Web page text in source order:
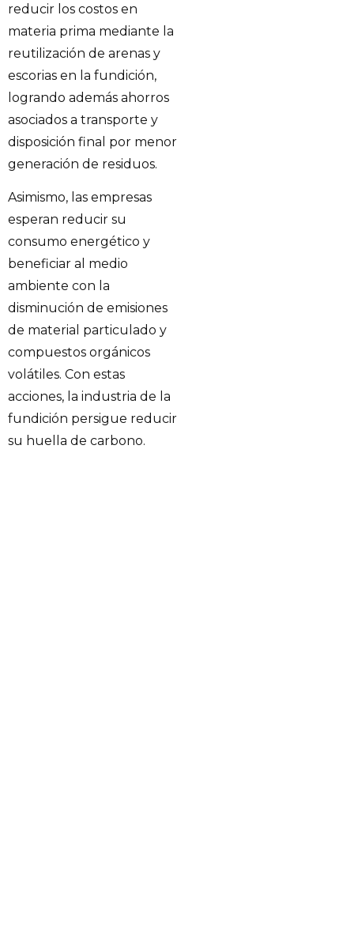
reducir los costos en
materia prima mediante la
reutilización de arenas y
escorias en la fundición,
logrando además ahorros
asociados a transporte y
disposición final por menor
generación de residuos.
Asimismo, las empresas
esperan reducir su
consumo energético y
beneficiar al medio
ambiente con la
disminución de emisiones
de material particulado y
compuestos orgánicos
volátiles. Con estas
acciones, la industria de la
fundición persigue reducir
su huella de carbono.